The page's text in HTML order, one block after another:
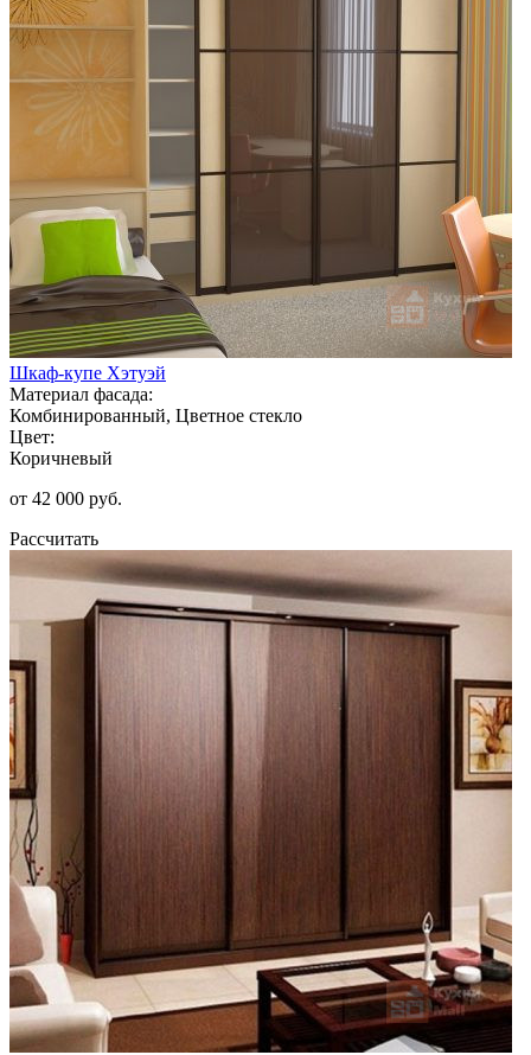
Шкаф-купе Хэтуэй
Материал фасада:
Комбинированный, Цветное стекло
Цвет:
Коричневый
от 42 000 руб.
Рассчитать